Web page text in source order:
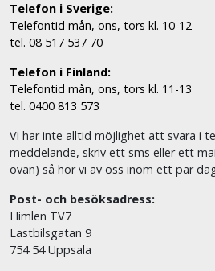
Telefon i Sverige:
Telefontid mån, ons, tors kl. 10-12
tel. 08 517 537 70
Telefon i Finland:
Telefontid mån, ons, tors kl. 11-13
tel. 0400 813 573
Vi har inte alltid möjlighet att svara i
meddelande, skriv ett sms eller ett
ovan) så hör vi av oss inom ett par
Post- och besöksadress:
Himlen TV7
Lastbilsgatan 9
754 54 Uppsala